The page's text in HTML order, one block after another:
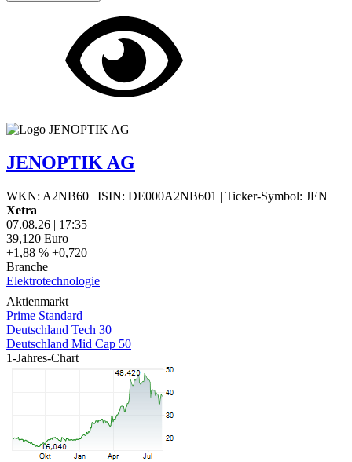
JENOPTIK AG
WKN: A2NB60 | ISIN: DE000A2NB601 | Ticker-Symbol: JEN
Xetra
07.08.26 | 17:35
39,120 Euro
+1,88 % +0,720
Branche
Elektrotechnologie
Aktienmarkt
Prime Standard
Deutschland Tech 30
Deutschland Mid Cap 50
1-Jahres-Chart